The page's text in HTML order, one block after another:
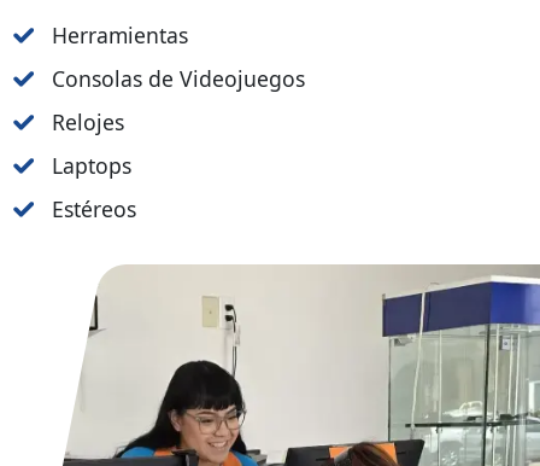
Herramientas
Consolas de Videojuegos
Relojes
Laptops
Estéreos